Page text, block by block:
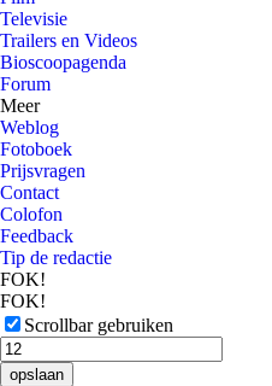
Televisie
Trailers en Videos
Bioscoopagenda
Forum
Meer
Weblog
Fotoboek
Prijsvragen
Contact
Colofon
Feedback
Tip de redactie
FOK!
FOK!
Scrollbar gebruiken
opslaan